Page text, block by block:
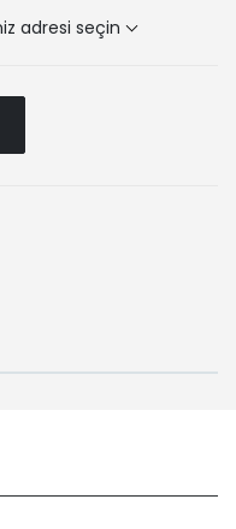
adresi seçin